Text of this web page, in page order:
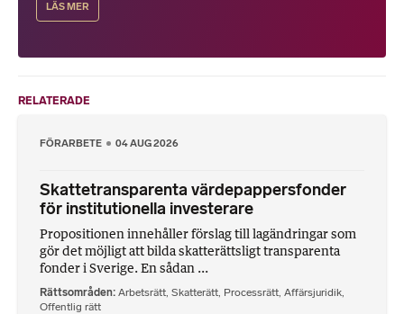
LÄS MER
RELATERADE
FÖRARBETE 04 AUG 2026
Skattetransparenta värdepappersfonder
för institutionella investerare
Propositionen innehåller förslag till lagändringar som
gör det möjligt att bilda skatterättsligt transparenta
fonder i Sverige. En sådan ...
Rättsområden Arbetsrätt Skatterätt Processrätt Affärsjuridik
Offentlig rätt